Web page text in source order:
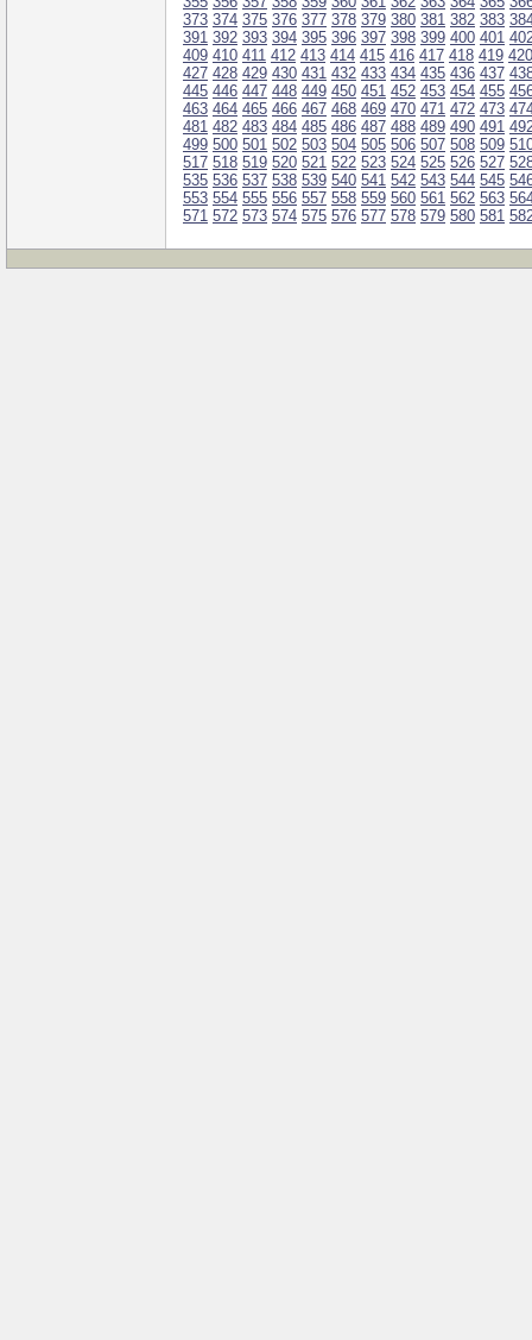
373 374 375 376 377 378 379 380 381 382 383
391 392 393 394 395 396 397 398 399 400 401
409 410 411 412 413 414 415 416 417 418 419 420
427 428 429 430 431 432 433 434 435 436 437
445 446 447 448 449 450 451 452 453 454 455
463 464 465 466 467 468 469 470 471 472 473
481 482 483 484 485 486 487 488 489 490 491
499 500 501 502 503 504 505 506 507 508 509
517 518 519 520 521 522 523 524 525 526 527
535 536 537 538 539 540 541 542 543 544 545
553 554 555 556 557 558 559 560 561 562 563
571 572 573 574 575 576 577 578 579 580 581